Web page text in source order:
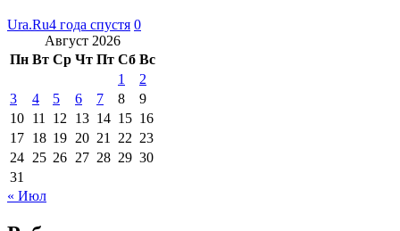
Ura.Ru4 года спустя 0
Август 2026
Пн Вт Ср Чт Пт Сб Вс
1
2
3
4 5 6 7 8
9
10 11 12 13 14 15 16
17 18 19 20 21 22 23
24 25 26 27 28 29 30
31
« Июл